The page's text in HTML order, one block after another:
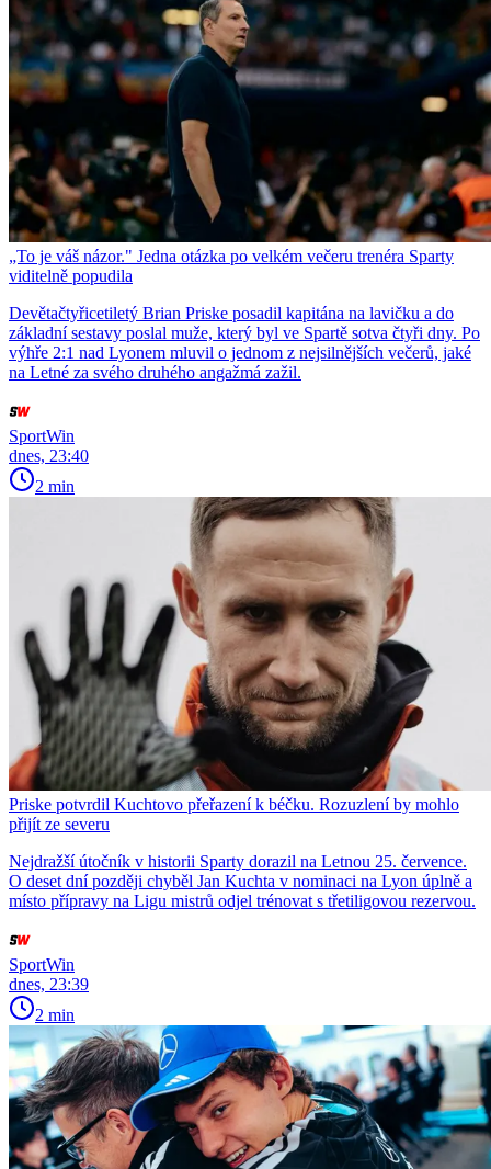
„To je váš názor." Jedna otázka po velkém večeru trenéra Sparty
viditelně popudila
Devětačtyřicetiletý Brian Priske posadil kapitána na lavičku a do
základní sestavy poslal muže, který byl ve Spartě sotva čtyři dny. Po
výhře 2:1 nad Lyonem mluvil o jednom z nejsilnějších večerů, jaké
na Letné za svého druhého angažmá zažil.
SportWin
dnes, 23:40
2 min
Priske potvrdil Kuchtovo přeřazení k béčku. Rozuzlení by mohlo
přijít ze severu
Nejdražší útočník v historii Sparty dorazil na Letnou 25. července.
O deset dní později chyběl Jan Kuchta v nominaci na Lyon úplně a
místo přípravy na Ligu mistrů odjel trénovat s třetiligovou rezervou.
SportWin
dnes, 23:39
2 min